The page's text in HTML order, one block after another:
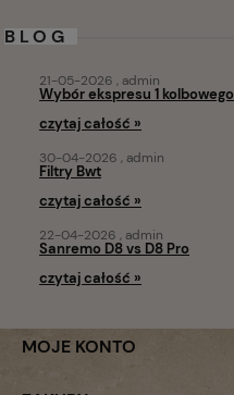
BLOG
Wybór ekspresu 1 kolbowego
21-05-2026 , admin
czytaj całość »
Filtry Bwt
30-04-2026 , admin
czytaj całość »
Sanremo D8 vs D8 Pro
22-04-2026 , admin
czytaj całość »
MOJE KONTO